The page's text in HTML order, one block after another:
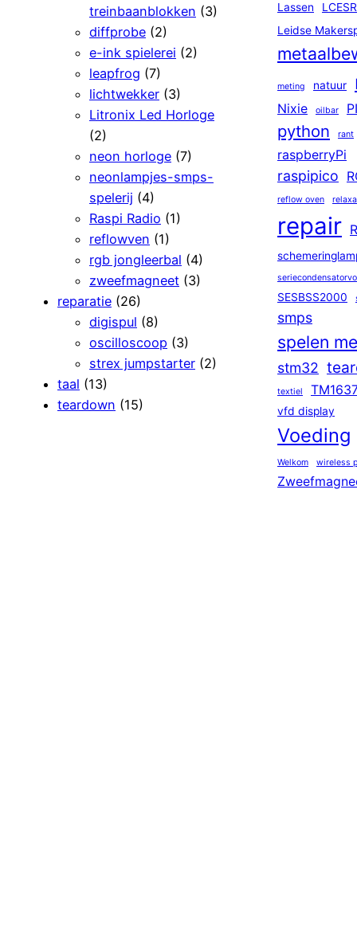
treinbaanblokken (3)
diffprobe (2)
e-ink spielerei (2)
leapfrog (7)
lichtwekker (3)
Litronix Led Horloge
(2)
neon horloge (7)
neonlampjes-smps-
spelerij (4)
Raspi Radio (1)
reflowven (1)
rgb jongleerbal (4)
zweefmagneet (3)
reparatie (26)
digispul (8)
oscilloscoop (3)
strex jumpstarter (2)
taal (13)
teardown (15)
Lassen
Leidse
meting natuur
Nixie oilbar
python rant
raspberryPi
raspipico
reflow oven
repair
SESBSS2000
smps
spelen
stm32
textiel
vfd display
Voeding
Welkom wireless